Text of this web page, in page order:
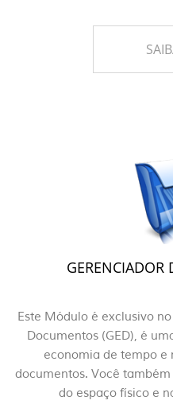
GERENCIADOR
Este Módulo é exclusivo
Documentos (GED), é
economia de tempo e
documentos. Você
do espaço físico e